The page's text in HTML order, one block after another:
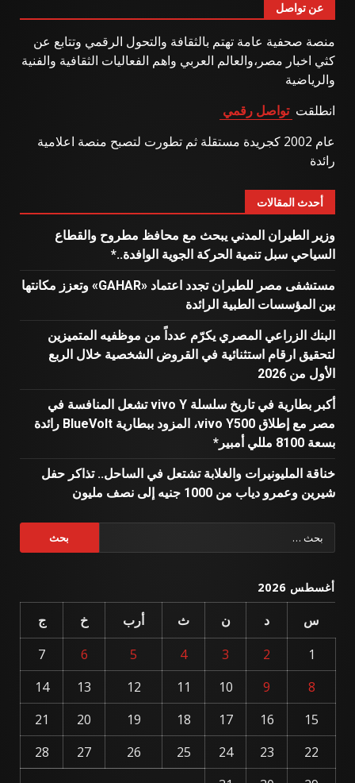
عن تواصل
منصة صحفية عامة تهتم بالثقافة والتحول الرقمي وتتابع عن
كثي اخبار مصر،والعالم العربي واهم الفعاليات الثقافية والفنية
والرياضية
انطلقت تواصل رقمي
عام 2002 كجريدة مستقلة ثم تطورت لتصبح منصة اعلامية
رائدة
أحدث المقالات
وزير الطيران المدني يبحث مع محافظ مطروح والقطاع
السياحي سبل تنمية الحركة الجوية الوافدة..*
مستشفى مصر للطيران تجدد اعتماد «GAHAR» وتعزز مكانتها
بين المؤسسات الطبية الرائدة
البنك الزراعي المصري يكرّم عدداً من موظفيه المتميزين
لتحقيق ارقام استثنائية في القروض الشخصية خلال الربع
الأول من 2026
أكبر بطارية في تاريخ سلسلة vivo Y تشعل المنافسة في
مصر مع إطلاق vivo Y500، المزود ببطارية BlueVolt رائدة
بسعة 8100 مللي أمبير*
خناقة المليونيرات والغلابة تشتعل في الساحل.. تذاكر حفل
شيرين وعمرو دياب من 1000 جنيه إلى نصف مليون
عن:
أغسطس 2026
س د ن ث أرب خ
ج
1
2
3
4
5
6
7
8
9
10
11
12
13
14
15
16
17
18
19
20
21
22
23
24
25
26
27
28